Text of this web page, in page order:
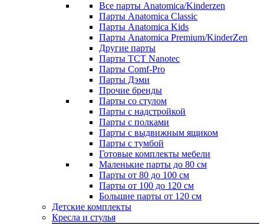
Все парты Anatomica/Kinderzen
Парты Anatomica Classic
Парты Anatomica Kids
Парты Anatomica Premium/KinderZen
Другие парты
Парты TCT Nanotec
Парты Comf-Pro
Парты Дэми
Прочие бренды
Парты со стулом
Парты с надстройкой
Парты с полками
Парты с выдвижным ящиком
Парты с тумбой
Готовые комплекты мебели
Маленькие парты до 80 см
Парты от 80 до 100 см
Парты от 100 до 120 см
Большие парты от 120 см
Детские комплекты
Кресла и стулья